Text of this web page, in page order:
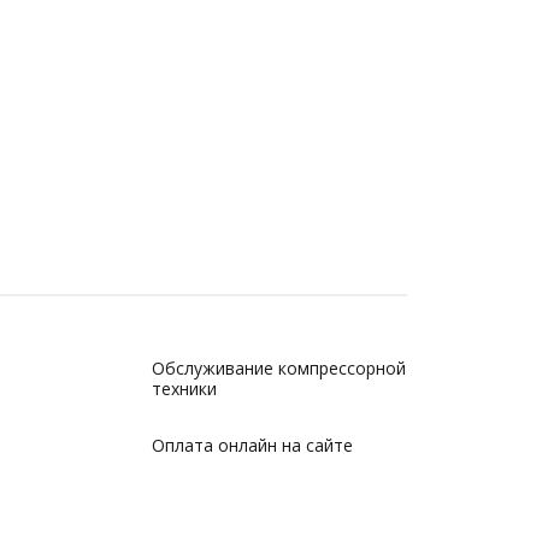
Обслуживание компрессорной
техники
Оплата онлайн на сайте